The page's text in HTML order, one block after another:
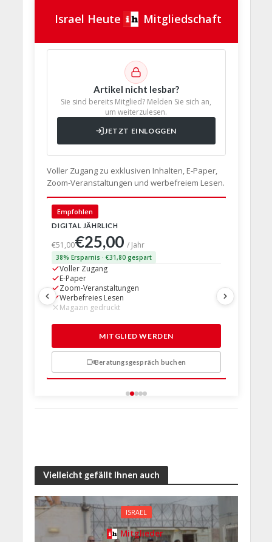
Israel Heute Mitgliedschaft
Artikel nicht lesbar?
Sie sind bereits Mitglied? Melden Sie sich an,
um weiterzulesen.
JETZT EINLOGGEN
Voller Zugang zu exklusiven Inhalten, E-Paper,
Zoom-Veranstaltungen und werbefreiem Lesen.
Empfohlen
DIGITAL JÄHRLICH
€51,00€25,00/ Jahr
38% Ersparnis · €31,80 gespart
Voller Zugang
E-Paper
Zoom-Veranstaltungen
Werbefreies Lesen
Magazin gedruckt
MITGLIED WERDEN
Beratungsgespräch buchen
Vielleicht gefällt Ihnen auch
ISRAEL
Mitglieder